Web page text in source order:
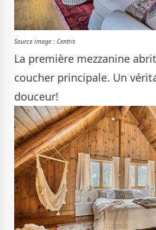
Source image : Centris
La première mezzanine
coucher principale. Un
douceur!